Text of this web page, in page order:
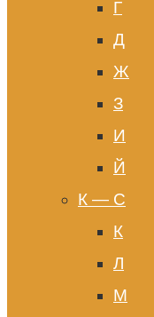
Г
Д
Ж
З
И
Й
К — С
К
Л
М